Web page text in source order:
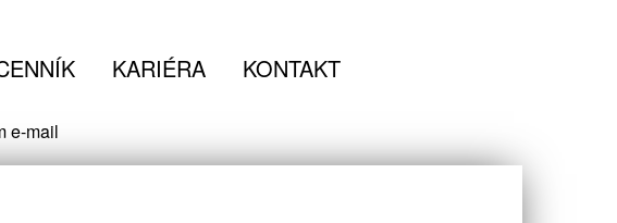
KARIÉRA KONTAKT